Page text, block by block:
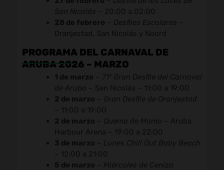
San Nicolás – 20:00 a 02:00
28 de febrero – Desfiles Escolares –
Oranjestad, San Nicolás y Noord
PROGRAMA DEL CARNAVAL DE
ARUBA 2026 – MARZO
1 de marzo – 71º Gran Desfile del Carnaval
de Aruba – San Nicolás – 11:00 a 19:00
2 de marzo – Gran Desfile de Oranjestad
– 11:00 a 19:00
2 de marzo – Quema de Momo – Aruba
Harbour Arena – 19:00 a 22:00
3 de marzo – Lunes Chill Out Baby Beach
– 12:00 a 21:00
5 de marzo – Miércoles de Ceniza